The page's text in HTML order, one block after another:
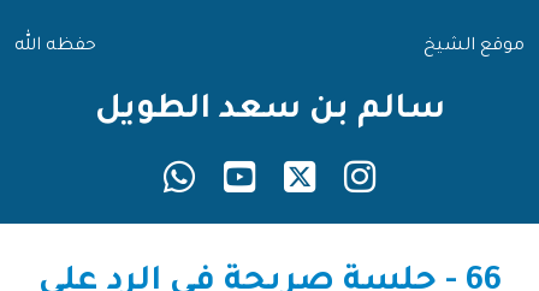
موقع الشيخ حفظه الله
سالم بن سعد الطويل
66 - جلسة صريحة في الرد على